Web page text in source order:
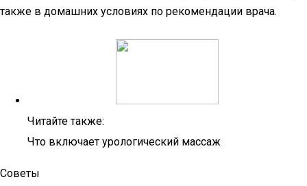
также в домашних условиях по рекомендации врача.
Читайте также:
Что включает урологический массаж
Советы